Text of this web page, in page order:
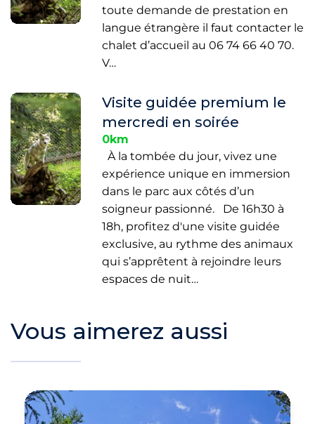
toute demande de prestation en
langue étrangère il faut contacter le
chalet d’accueil au 06 74 66 40 70.
V…
Visite guidée premium le
mercredi en soirée
0km
À la tombée du jour, vivez une
expérience unique en immersion
dans le parc aux côtés d’un
soigneur passionné. De 16h30 à
18h, profitez d'une visite guidée
exclusive, au rythme des animaux
qui s’apprêtent à rejoindre leurs
espaces de nuit…
Vous aimerez aussi